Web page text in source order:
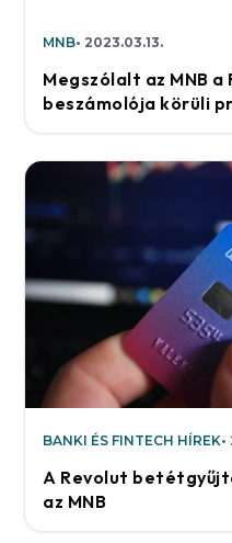
MNB 2023.03.13.
Megszólalt az MNB
beszámolója körüli
BANKI ÉS FINTECH HÍREK
A Revolut
az MNB